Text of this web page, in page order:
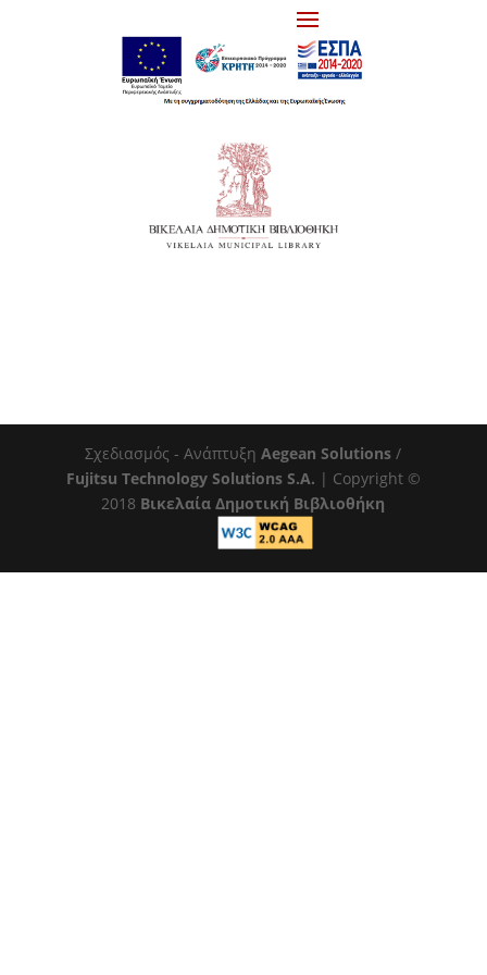
Σχεδιασμός - ΑνάπτυξηAegean Solutions /
Fujitsu Technology Solutions S.A. | Copyright ©
2018 Βικελαία Δημοτική Βιβλιοθήκη